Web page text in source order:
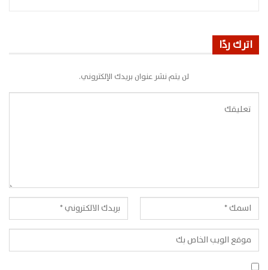
اترك ردًا
لن يتم نشر عنوان بريدك الإلكتروني.